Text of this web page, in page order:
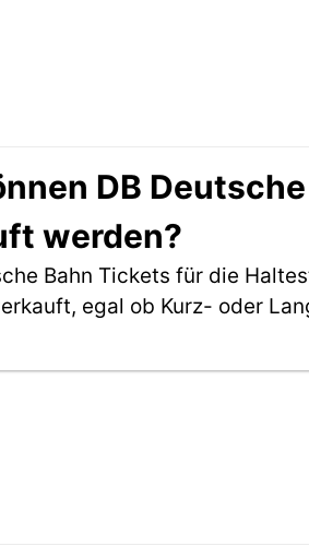
DB
werden?
Bahn Tickets für die
egal ob Kurz- oder